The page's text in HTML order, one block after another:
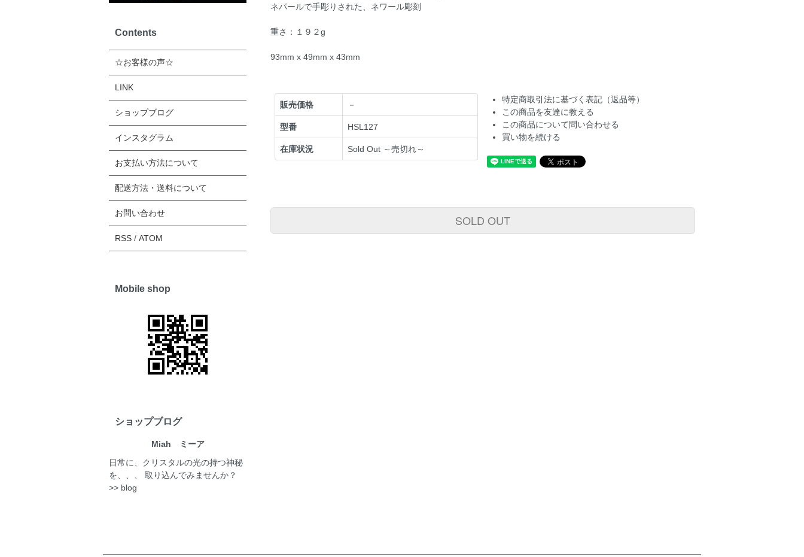
ネパールで手彫りされた、ネワール彫刻
重さ：１９２g
93mm x 49mm x 43mm
販売価格 －
型番 HSL127
在庫状況 Sold Out ～売切れ～
特定商取引法に基づく表記（返品等）
この商品を友達に教える
この商品について問い合わせる
買い物を続ける
SOLD OUT
Contents
☆お客様の声☆
LINK
ショップブログ
インスタグラム
お支払い方法について
配送方法・送料について
お問い合わせ
RSS / ATOM
Mobile shop
ショップブログ
Miah ミーア
日常に、クリスタルの光の持つ神秘
を、、、 取り込んでみませんか？
>> blog